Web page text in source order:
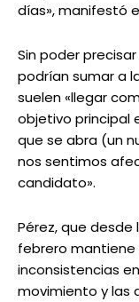
días», manifestó
Sin poder
podrían sumar a
suelen «llegar
objetivo principal
que se abra (un
nos sentimos
candidato».
Pérez, que
febrero mantiene
inconsistencias
movimiento y las